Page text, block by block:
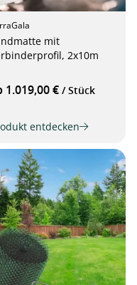
mit
2x10m
1.019,00 € / Stück
entdecken